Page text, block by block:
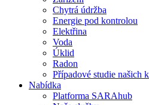
Chytrá údržba
Energie pod kontrolou
Elektřina
Voda
Úklid
Radon
Případové studie našich
Nabídka
Platforma SARAhub